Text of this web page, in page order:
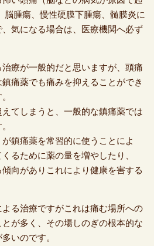
脳腫瘍、慢性硬膜下腫瘍、髄膜炎に
気になる場合は、医療機関へ必ず
療が一般的だと思いますが、頭痛
痛薬でも痛みを抑えることができ
てしまうと、一般的な鎮痛薬では
鎮痛薬を常習的に使うことによ
るために薬の量を増やしたり、
向がありこれにより健康を害する
る治療ですがこれは痛む場所への
が多く、その場しのぎの根本的な
いのです。